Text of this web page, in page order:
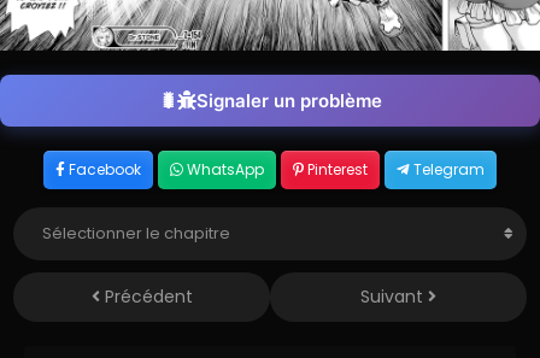
Signaler un problème
Facebook WhatsApp Pinterest Telegram
Précédent Suivant